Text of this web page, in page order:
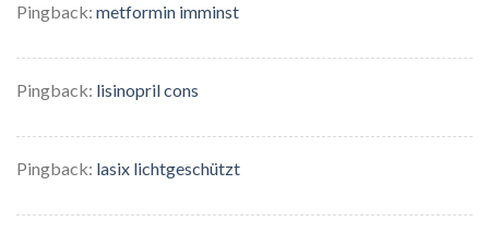
Pingback: metformin imminst
Pingback: lisinopril cons
Pingback: lasix lichtgeschützt